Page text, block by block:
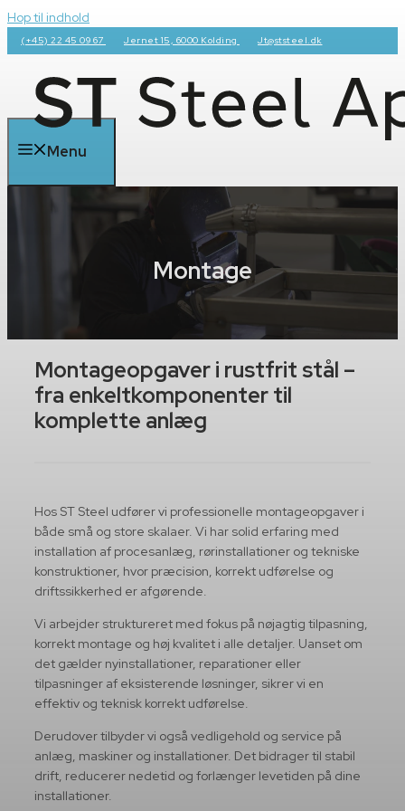
Hop til indhold
(+45) 22 45 09 67 Jernet 15, 6000 Kolding Jt@ststeel.dk
Menu
Montage
Montageopgaver i rustfrit stål –
fra enkeltkomponenter til
komplette anlæg
Hos ST Steel udfører vi professionelle montageopgaver i
både små og store skalaer. Vi har solid erfaring med
installation af procesanlæg, rørinstallationer og tekniske
konstruktioner, hvor præcision, korrekt udførelse og
driftssikkerhed er afgørende.
Vi arbejder struktureret med fokus på nøjagtig tilpasning,
korrekt montage og høj kvalitet i alle detaljer. Uanset om
det gælder nyinstallationer, reparationer eller
tilpasninger af eksisterende løsninger, sikrer vi en
effektiv og teknisk korrekt udførelse.
Derudover tilbyder vi også vedligehold og service på
anlæg, maskiner og installationer. Det bidrager til stabil
drift, reducerer nedetid og forlænger levetiden på dine
installationer.